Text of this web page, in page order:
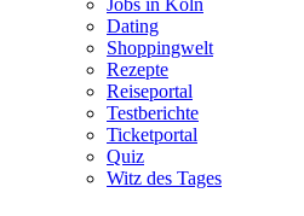
Jobs in Köln
Dating
Shoppingwelt
Rezepte
Reiseportal
Testberichte
Ticketportal
Quiz
Witz des Tages